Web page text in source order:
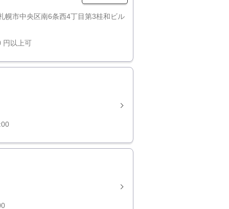
幌市中央区南6条西4丁目第3桂和ビル
円以上可